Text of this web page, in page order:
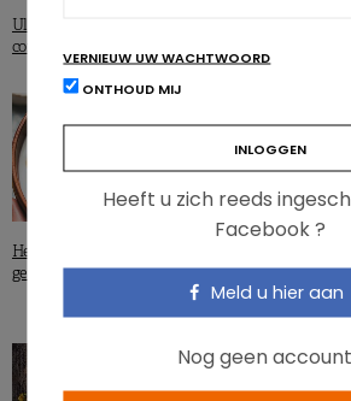
Ultrabewerkte voeding – pro’s en
contra’s
Helpen voedingsvezels echt om
gewicht te verliezen?
obesitas
VERNIEUW UW WACHTWOORD
ONTHOUD MIJ
Heeft u zich reeds
Facebook ?
Meld u hier aan
Nog geen